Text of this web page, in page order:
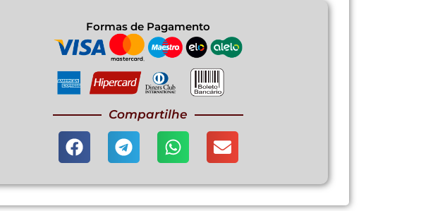
Formas de Pagamento
Compartilhe